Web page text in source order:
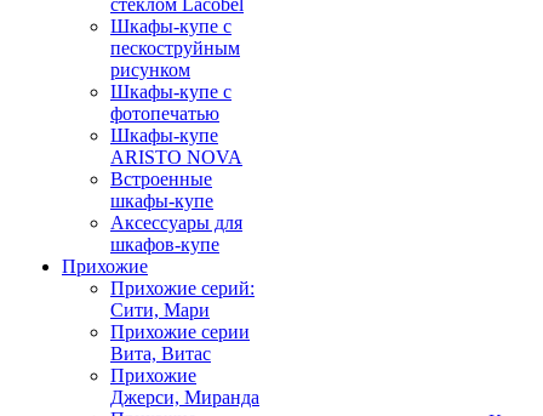
стеклом Lacobel
Шкафы-купе с
пескоструйным
рисунком
Шкафы-купе с
фотопечатью
Шкафы-купе
ARISTO NOVA
Встроенные
шкафы-купе
Аксессуары для
шкафов-купе
Прихожие
Прихожие серий:
Сити, Мари
Прихожие серии
Вита, Витас
Прихожие
Джерси, Миранда